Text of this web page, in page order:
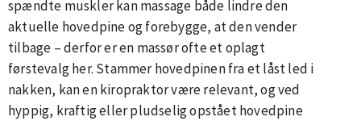
spændte muskler kan massage både lindre den
aktuelle hovedpine og forebygge, at den vender
tilbage – derfor er en massør ofte et oplagt
førstevalg her. Stammer hovedpinen fra et låst led i
nakken, kan en kiropraktor være relevant, og ved
hyppig, kraftig eller pludselig opstået hovedpine